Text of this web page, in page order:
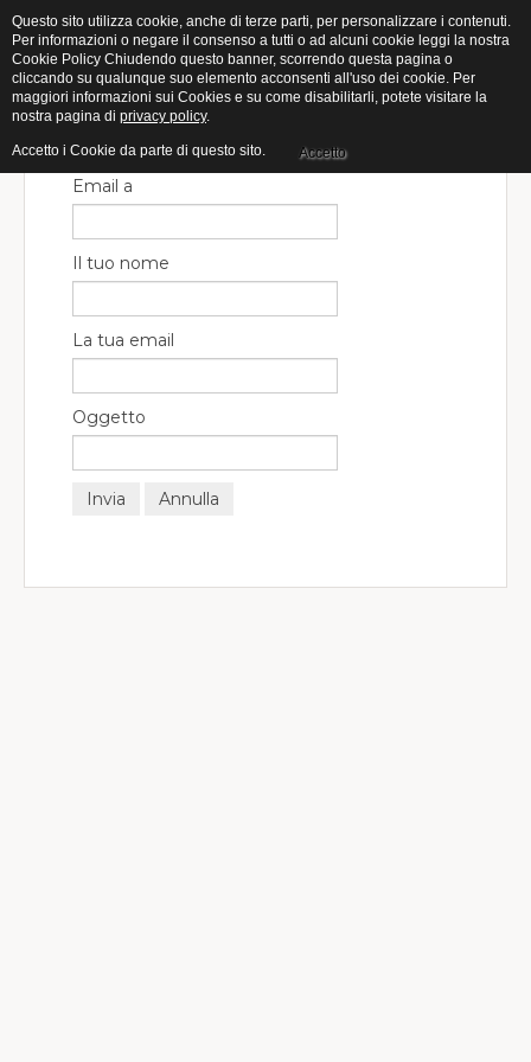
Email a
Il tuo nome
La tua email
Oggetto
Invia Annulla
Questo sito utilizza cookie, anche di terze parti, per personalizzare i contenuti.
Per informazioni o negare il consenso a tutti o ad alcuni cookie leggi la nostra
Cookie Policy Chiudendo questo banner, scorrendo questa pagina o
cliccando su qualunque suo elemento acconsenti all'uso dei cookie. Per
maggiori informazioni sui Cookies e su come disabilitarli, potete visitare la
nostra pagina di privacy policy.
Accetto i Cookie da parte di questo sito. Accetto